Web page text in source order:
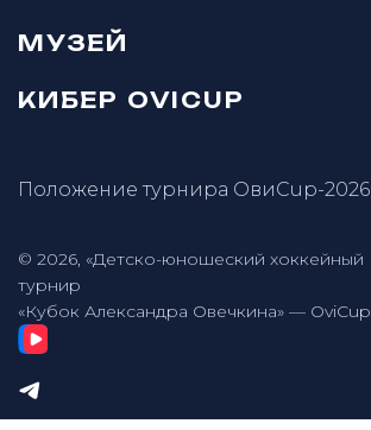
МУЗЕЙ
КИБЕР OVICUP
Положение турнира ОвиCup-2026
© 2026, «Детско-юношеский хоккейный
турнир
«Кубок Александра Овечкина» — OviCup